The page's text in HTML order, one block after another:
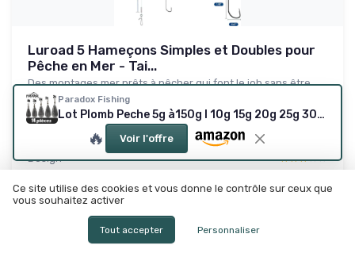
Luroad 5 Hameçons Simples et Doubles pour
Pêche en Mer - Tai...
Des montages mer prêts à pêcher qui font le job sans être
parfaits
8.4/10★★★★★
★★★★★
Rapport qualité-prix
Design
★★★★★
★★★★★
Durabilite
★★★★★
★★★★★
Lire le test produit complet
Paradox Fishing
Lot Plomb Peche 5g à150g I 10g 15g 20g 25g 30g 40g 50g 60g 80g 100g 120g 150g I sinkers Carpe Plomb 25g-60g 14 pièce
🔥 Voir l'offre
Ce site utilise des cookies et vous donne le contrôle sur ceux que
vous souhaitez activer
Tout accepter Personnaliser